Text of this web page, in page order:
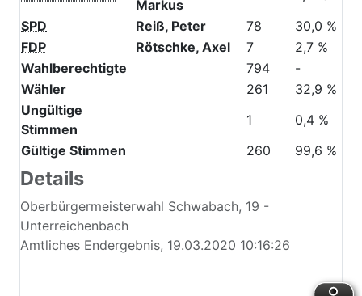
Details
Oberbürgermeisterwahl Schwabach, 19 -
Unterreichenbach
Amtliches Endergebnis, 19.03.2020 10:16:26
Markus
SPD
Reiß, Peter 78
30,0 %
FDP
Rötschke, Axel 7
2,7 %
Wahlberechtigte
794
-
Wähler
261
32,9 %
Ungültige
Stimmen
1
0,4 %
Gültige Stimmen
260 99,6 %